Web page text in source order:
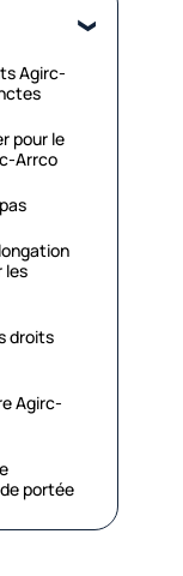
Agirc-
pour le
Arrco
les
droits
Agirc-
portée